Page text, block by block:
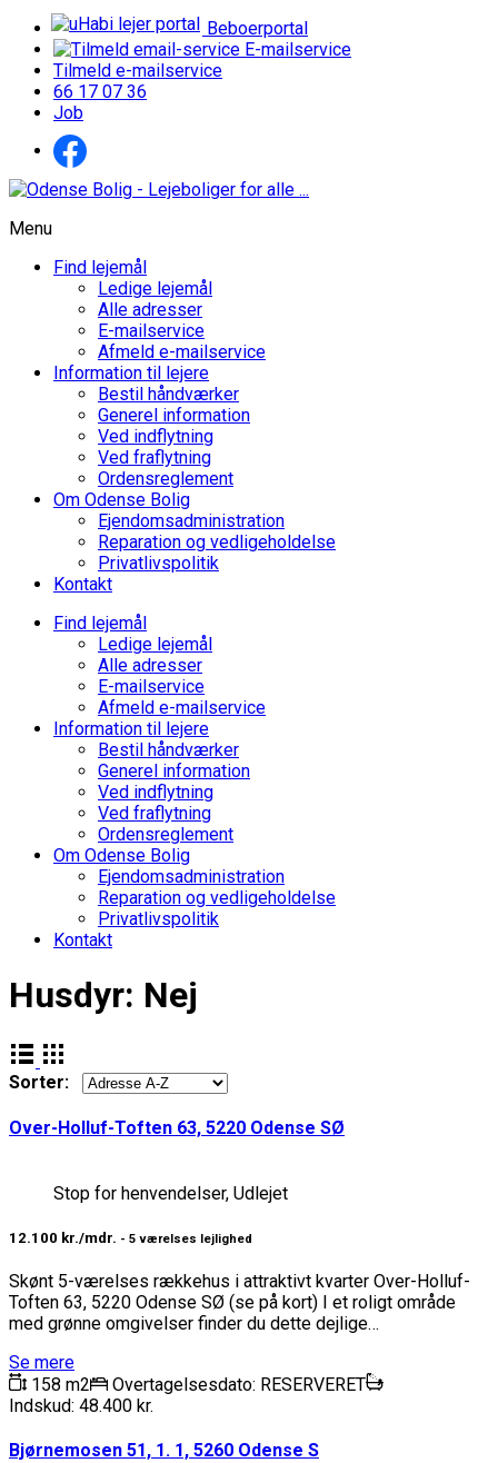
Beboerportal
E-mailservice
Tilmeld e-mailservice
66 17 07 36
Job
Menu
Find lejemål
Ledige lejemål
Alle adresser
E-mailservice
Afmeld e-mailservice
Information til lejere
Bestil håndværker
Generel information
Ved indflytning
Ved fraflytning
Ordensreglement
Om Odense Bolig
Ejendomsadministration
Reparation og vedligeholdelse
Privatlivspolitik
Kontakt
Find lejemål
Ledige lejemål
Alle adresser
E-mailservice
Afmeld e-mailservice
Information til lejere
Bestil håndværker
Generel information
Ved indflytning
Ved fraflytning
Ordensreglement
Om Odense Bolig
Ejendomsadministration
Reparation og vedligeholdelse
Privatlivspolitik
Kontakt
Husdyr: Nej
Sorter:
Over-Holluf-Toften 63, 5220 Odense SØ
Stop for henvendelser, Udlejet
12.100 kr./mdr. - 5 værelses lejlighed
Skønt 5-værelses rækkehus i attraktivt kvarter Over-Holluf-
Toften 63, 5220 Odense SØ (se på kort) I et roligt område
med grønne omgivelser finder du dette dejlige…
Se mere
158 m2
Overtagelsesdato: RESERVERET
Indskud: 48.400 kr.
Bjørnemosen 51, 1. 1, 5260 Odense S